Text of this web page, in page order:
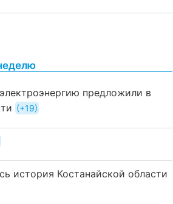
предложили в
+19
история Костанайской области